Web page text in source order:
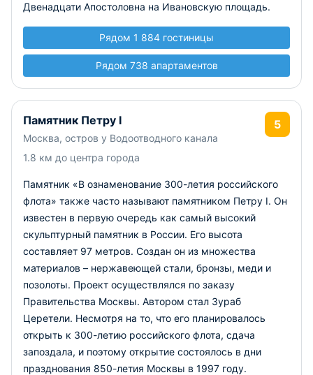
Двенадцати Апостоловна на Ивановскую площадь.
Рядом 1 884 гостиницы
Рядом 738 апартаментов
Памятник Петру I
Москва, остров у Водоотводного канала
1.8 км до центра города
5
Памятник «В ознаменование 300-летия российского
флота» также часто называют памятником Петру I. Он
известен в первую очередь как самый высокий
скульптурный памятник в России. Его высота
составляет 97 метров. Создан он из множества
материалов – нержавеющей стали, бронзы, меди и
позолоты. Проект осуществлялся по заказу
Правительства Москвы. Автором стал Зураб
Церетели. Несмотря на то, что его планировалось
открыть к 300-летию российского флота, сдача
запоздала, и поэтому открытие состоялось в дни
празднования 850-летия Москвы в 1997 году.